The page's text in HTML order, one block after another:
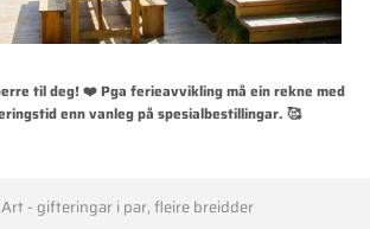
til deg! ❤️ Pga ferieavvikling må ein rekne med
enn vanleg på spesialbestillingar. 🥰
- gifteringar i par, fleire breidder